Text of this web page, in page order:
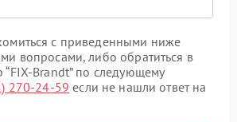
с приведенными ниже
вопросами, либо обратиться в
“FIX-Brandt” по следующему
270-24-59 если не нашли ответ на